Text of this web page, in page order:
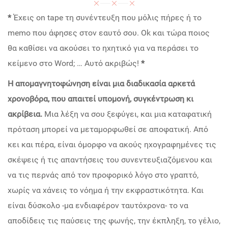
*Έχεις on tape τη συνέντευξη που μόλις πήρες ή το
memo που άφησες στον εαυτό σου. Ok και τώρα ποιος
θα καθίσει να ακούσει το ηχητικό για να περάσει το
κείμενο στο Word; … Αυτό ακριβώς! *
Η απομαγνητοφώνηση είναι μια διαδικασία αρκετά
χρονοβόρα, που απαιτεί υπομονή, συγκέντρωση κι
ακρίβεια. Μια λέξη να σου ξεφύγει, και μια καταφατική
πρόταση μπορεί να μεταμορφωθεί σε αποφατική. Από
κει και πέρα, είναι όμορφο να ακούς ηχογραφημένες τις
σκέψεις ή τις απαντήσεις του συνεντευξιαζόμενου και
να τις περνάς από τον προφορικό λόγο στο γραπτό,
χωρίς να χάνεις το νόημα ή την εκφραστικότητα. Και
είναι δύσκολο -μα ενδιαφέρον ταυτόχρονα- το να
αποδίδεις τις παύσεις της φωνής, την έκπληξη, το γέλιο,